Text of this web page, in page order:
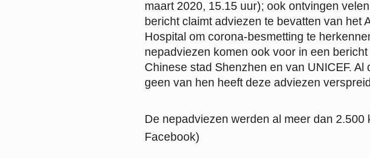
maart 2020, 15.15 uur); ook ontvingen
bericht claimt adviezen te bevatten van het
Hospital om corona-besmetting te
nepadviezen komen ook voor in een
Chinese stad Shenzhen en van UNICEF.
geen van hen heeft deze adviezen
De nepadviezen werden al meer dan 2.500
Facebook)